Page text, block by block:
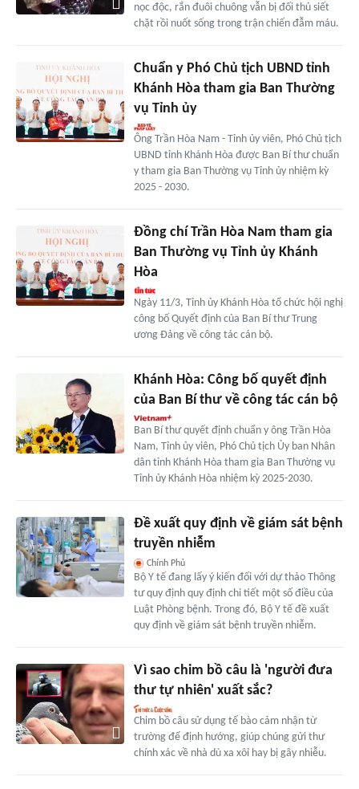
nọc độc, rắn đuôi chuông vẫn bị đối thủ siết
chặt rồi nuốt sống trong trận chiến đẫm máu.
Chuẩn y Phó Chủ tịch UBND tỉnh
Khánh Hòa tham gia Ban Thường
vụ Tỉnh ủy
Ông Trần Hòa Nam - Tỉnh ủy viên, Phó Chủ tịch
UBND tỉnh Khánh Hòa được Ban Bí thư chuẩn
y tham gia Ban Thường vụ Tỉnh ủy nhiệm kỳ
2025 - 2030.
Đồng chí Trần Hòa Nam tham gia
Ban Thường vụ Tỉnh ủy Khánh
Hòa
Ngày 11/3, Tỉnh ủy Khánh Hòa tổ chức hội nghị
công bố Quyết định của Ban Bí thư Trung
ương Đảng về công tác cán bộ.
Khánh Hòa: Công bố quyết định
của Ban Bí thư về công tác cán bộ
Ban Bí thư quyết định chuẩn y ông Trần Hòa
Nam, Tỉnh ủy viên, Phó Chủ tịch Ủy ban Nhân
dân tỉnh Khánh Hòa tham gia Ban Thường vụ
Tỉnh ủy Khánh Hòa nhiệm kỳ 2025-2030.
Đề xuất quy định về giám sát bệnh
truyền nhiễm
Chính Phủ
Bộ Y tế đang lấy ý kiến đối với dự thảo Thông
tư quy định quy định chi tiết một số điều của
Luật Phòng bệnh. Trong đó, Bộ Y tế đề xuất
quy định về giám sát bệnh truyền nhiễm.
Vì sao chim bồ câu là 'người đưa
thư tự nhiên' xuất sắc?
Chim bồ câu sử dụng tế bào cảm nhận từ
trường để định hướng, giúp chúng gửi thư
chính xác về nhà dù xa xôi hay bị gây nhiễu.